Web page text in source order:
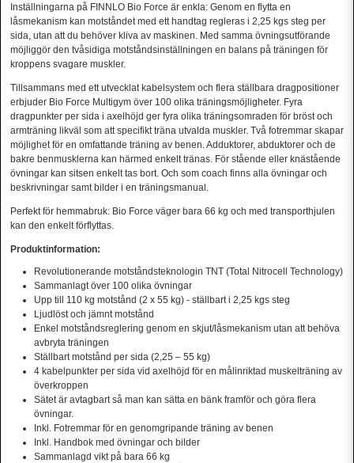
Inställningarna på FINNLO Bio Force är enkla: Genom en flytta en
låsmekanism kan motståndet med ett handtag regleras i 2,25 kgs steg per
sida, utan att du behöver kliva av maskinen. Med samma övningsutförande
möjliggör den tvåsidiga motståndsinställningen en balans på träningen för
kroppens svagare muskler.
Tillsammans med ett utvecklat kabelsystem och flera ställbara dragpositioner
erbjuder Bio Force Multigym över 100 olika träningsmöjligheter. Fyra
dragpunkter per sida i axelhöjd ger fyra olika träningsomraden för bröst och
armträning likväl som att specifikt träna utvalda muskler. Två fotremmar skapar
möjlighet för en omfattande träning av benen. Adduktorer, abduktorer och de
bakre benmusklerna kan härmed enkelt tränas. För stående eller knästående
övningar kan sitsen enkelt tas bort. Och som coach finns alla övningar och
beskrivningar samt bilder i en träningsmanual.
Perfekt för hemmabruk: Bio Force väger bara 66 kg och med transporthjulen
kan den enkelt förflyttas.
Produktinformation:
Revolutionerande motståndsteknologin TNT (Total Nitrocell Technology)
Sammanlagt över 100 olika övningar
Upp till 110 kg motstånd (2 x 55 kg) - ställbart i 2,25 kgs steg
Ljudlöst och jämnt motstånd
Enkel motståndsreglering genom en skjut/låsmekanism utan att behöva
avbryta träningen
Ställbart motstånd per sida (2,25 – 55 kg)
4 kabelpunkter per sida vid axelhöjd för en målinriktad muskelträning av
överkroppen
Sätet är avtagbart så man kan sätta en bänk framför och göra flera
övningar.
Inkl. Fotremmar för en genomgripande träning av benen
Inkl. Handbok med övningar och bilder
Sammanlagd vikt på bara 66 kg